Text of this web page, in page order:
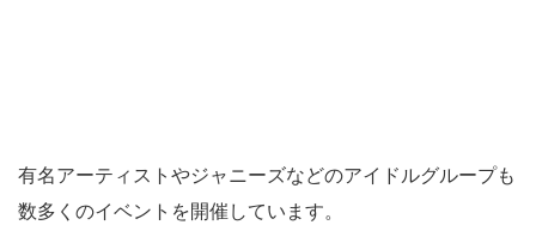
有名アーティストやジャニーズなどのアイドルグループも
数多くのイベントを開催しています。